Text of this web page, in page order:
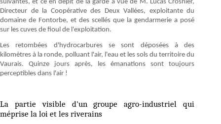
suivantes, et ce en dépit de la garde à vue de M. Lucas Crosnier,
Directeur de la Coopérative des Deux Vallées, exploitante du
domaine de Fontorbe, et des scellés que la gendarmerie a posé
sur les cuves de fioul de l'exploitation.
Les retombées d'hydrocarbures se sont déposées à des
kilomètres à la ronde, polluant l'air, l'eau et les sols du territoire du
Vaurais. Quinze jours après, les émanations sont toujours
perceptibles dans l'air !
La partie visible d'un groupe agro-industriel qui
méprise la loi et les riverains